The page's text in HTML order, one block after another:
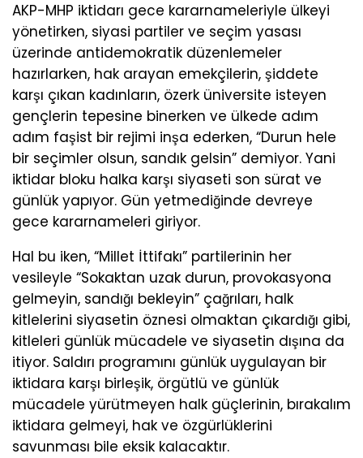
AKP-MHP iktidarı gece kararnameleriyle ülkeyi
yönetirken, siyasi partiler ve seçim yasası
üzerinde antidemokratik düzenlemeler
hazırlarken, hak arayan emekçilerin, şiddete
karşı çıkan kadınların, özerk üniversite isteyen
gençlerin tepesine binerken ve ülkede adım
adım faşist bir rejimi inşa ederken, “Durun hele
bir seçimler olsun, sandık gelsin” demiyor. Yani
iktidar bloku halka karşı siyaseti son sürat ve
günlük yapıyor. Gün yetmediğinde devreye
gece kararnameleri giriyor.
Hal bu iken, “Millet İttifakı” partilerinin her
vesileyle “Sokaktan uzak durun, provokasyona
gelmeyin, sandığı bekleyin” çağrıları, halk
kitlelerini siyasetin öznesi olmaktan çıkardığı gibi,
kitleleri günlük mücadele ve siyasetin dışına da
itiyor. Saldırı programını günlük uygulayan bir
iktidara karşı birleşik, örgütlü ve günlük
mücadele yürütmeyen halk güçlerinin, bırakalım
iktidara gelmeyi, hak ve özgürlüklerini
savunması bile eksik kalacaktır.